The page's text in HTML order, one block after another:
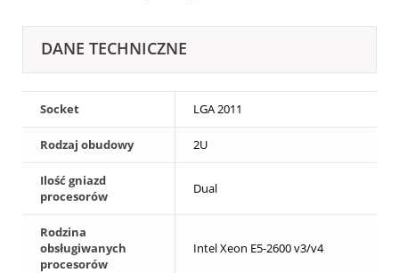
DANE TECHNICZNE
Socket LGA 2011
Rodzaj obudowy 2U
Ilość gniazd
procesorów
Dual
Rodzina
obsługiwanych
procesorów
Intel Xeon E5-2600 v3/v4